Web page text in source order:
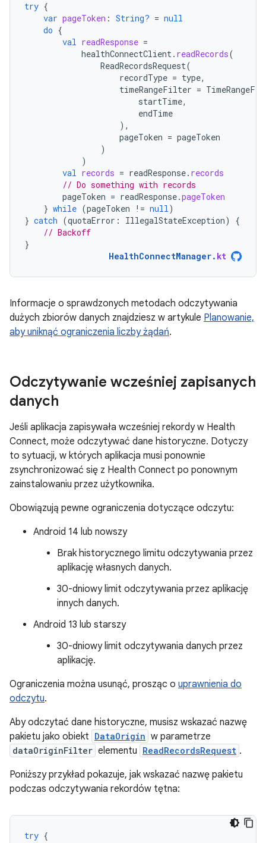
try {
var pageToken : String? = null
do {
val readResponse =
healthConnectClient. readRecords(
ReadRecordsRequest(
recordType = type,
timeRangeFilter =
startTime,
endTime
),
pageToken = pageToken
)
)
val records = readResponse. records
// Do something with records
pageToken = readResponse.pageToken
} while (pageToken != null)
} catch (quotaError : IllegalStateException)
{
// Backoff
}
HealthConnectManager. kt
Informacje o sprawdzonych metodach odczytywania
dużych zbiorów danych znajdziesz w artykule Planowanie,
aby uniknąć ograniczenia liczby żądań.
Odczytywanie wcześniej zapisanych
danych
Jeśli aplikacja zapisywała wcześniej rekordy w Health
Connect, może odczytywać dane historyczne. Dotyczy
to sytuacji, w których aplikacja musi ponownie
zsynchronizować się z Health Connect po ponownym
zainstalowaniu przez użytkownika.
Obowiązują pewne ograniczenia dotyczące odczytu:
Android 14 lub nowszy
Brak historycznego limitu odczytywania przez
aplikację własnych danych.
30-dniowy limit odczytywania przez aplikację
innych danych.
Android 13 lub starszy
30-dniowy limit odczytywania danych przez
aplikację.
Ograniczenia można usunąć, prosząc o uprawnienia do
odczytu.
Aby odczytać dane historyczne, musisz wskazać nazwę
pakietu jako obiekt DataOrigin w parametrze
dataOriginFilter elementu ReadRecordsRequest .
Poniższy przykład pokazuje, jak wskazać nazwę pakietu
podczas odczytywania rekordów tętna:
try {